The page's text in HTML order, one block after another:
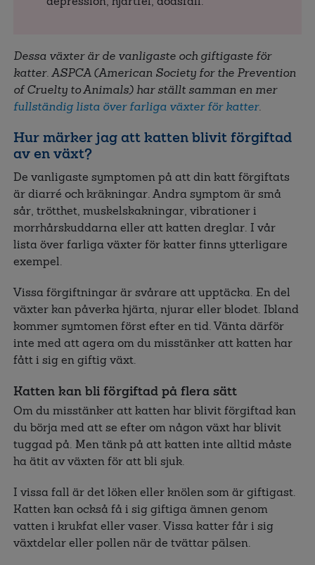
Dessa växter är de vanligaste och giftigaste för
katter. ASPCA (American Society for the Prevention
of Cruelty to Animals) har ställt samman en mer
fullständig lista över farliga växter för katter.
Hur märker jag att katten blivit förgiftad
av en växt?
De vanligaste symptomen på att din katt förgiftats
är diarré och kräkningar. Andra symptom är små
sår, trötthet, muskelskakningar, vibrationer i
morrhårskuddarna eller att katten dreglar. I vår
lista över farliga växter för katter finns ytterligare
exempel.
Vissa förgiftningar är svårare att upptäcka. En del
växter kan påverka hjärta, njurar eller blodet. Ibland
kommer symtomen först efter en tid. Vänta därför
inte med att agera om du misstänker att katten har
fått i sig en giftig växt.
Katten kan bli förgiftad på flera sätt
Om du misstänker att katten har blivit förgiftad kan
du börja med att se efter om någon växt har blivit
tuggad på. Men tänk på att katten inte alltid måste
ha ätit av växten för att bli sjuk.
I vissa fall är det löken eller knölen som är giftigast.
Katten kan också få i sig giftiga ämnen genom
vatten i krukfat eller vaser. Vissa katter får i sig
växtdelar eller pollen när de tvättar pälsen.